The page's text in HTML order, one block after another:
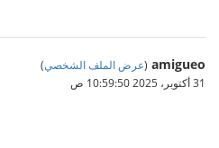
amigueo
(عرض الملف الشخصي)
31 أكتوبر، 2025 10:59:50 ص